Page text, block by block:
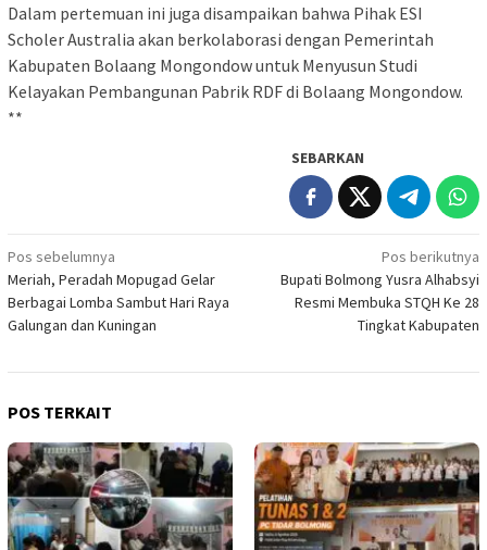
Dalam pertemuan ini juga disampaikan bahwa Pihak ESI
Scholer Australia akan berkolaborasi dengan Pemerintah
Kabupaten Bolaang Mongondow untuk Menyusun Studi
Kelayakan Pembangunan Pabrik RDF di Bolaang Mongondow.
**
SEBARKAN
Navigasi
pos
Pos sebelumnya
Meriah, Peradah Mopugad Gelar
Berbagai Lomba Sambut Hari Raya
Galungan dan Kuningan
Pos berikutnya
Bupati Bolmong Yusra Alhabsyi
Resmi Membuka STQH Ke 28
Tingkat Kabupaten
POS TERKAIT